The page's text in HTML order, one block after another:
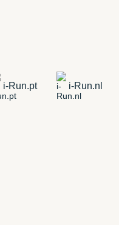
i-Run.pt i-Run.nl